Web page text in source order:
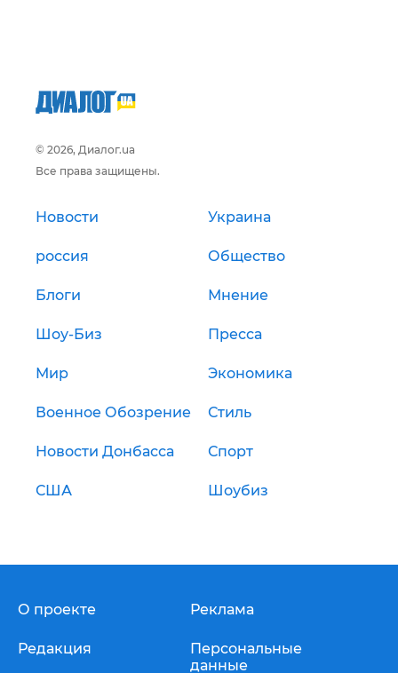
© 2026, Диалог.ua
Все права защищены.
Новости Украина
россия Общество
Блоги Мнение
Шоу-Биз Пресса
Мир Экономика
Военное Обозрение Стиль
Новости Донбасса Спорт
США Шоубиз
О проекте
Редакция
Реклама
Персональные
данные